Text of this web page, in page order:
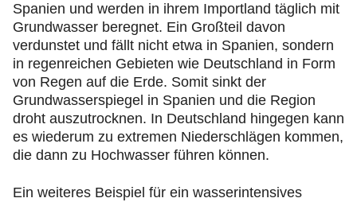
Spanien und werden in ihrem Importland täglich mit
Grundwasser beregnet. Ein Großteil davon
verdunstet und fällt nicht etwa in Spanien, sondern
in regenreichen Gebieten wie Deutschland in Form
von Regen auf die Erde. Somit sinkt der
Grundwasserspiegel in Spanien und die Region
droht auszutrocknen. In Deutschland hingegen kann
es wiederum zu extremen Niederschlägen kommen,
die dann zu Hochwasser führen können.
Ein weiteres Beispiel für ein wasserintensives